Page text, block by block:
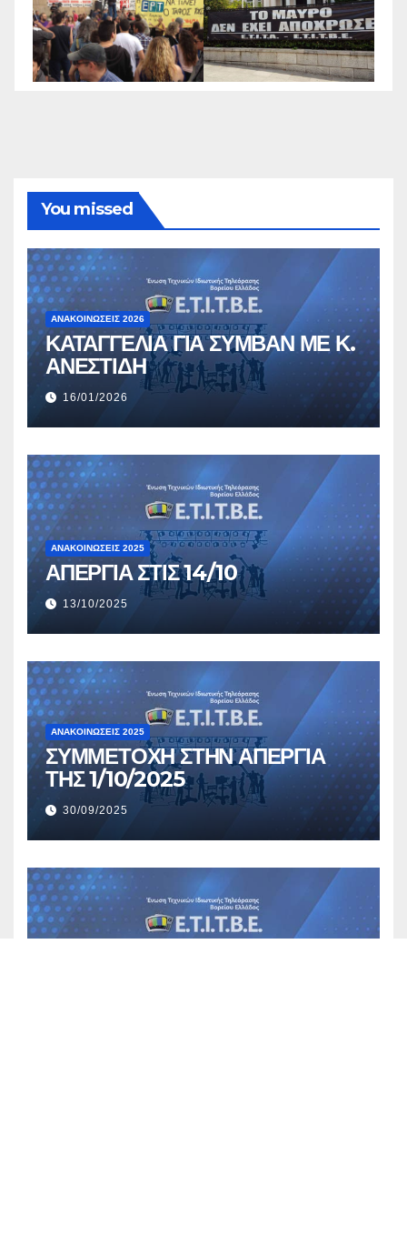
You missed
ΚΑΤΑΓΓΕΛΙΑ ΓΙΑ ΣΥΜΒΑΝ ΜΕ Κ.
ΑΝΕΣΤΙΔΗ
16/01/2026
ΑΝΑΚΟΙΝΏΣΕΙΣ 2025
ΑΠΕΡΓΙΑ ΣΤΙΣ 14/10
13/10/2025
ΣΥΜΜΕΤΟΧΗ ΣΤΗΝ ΑΠΕΡΓΙΑ
ΤΗΣ 1/10/2025
30/09/2025